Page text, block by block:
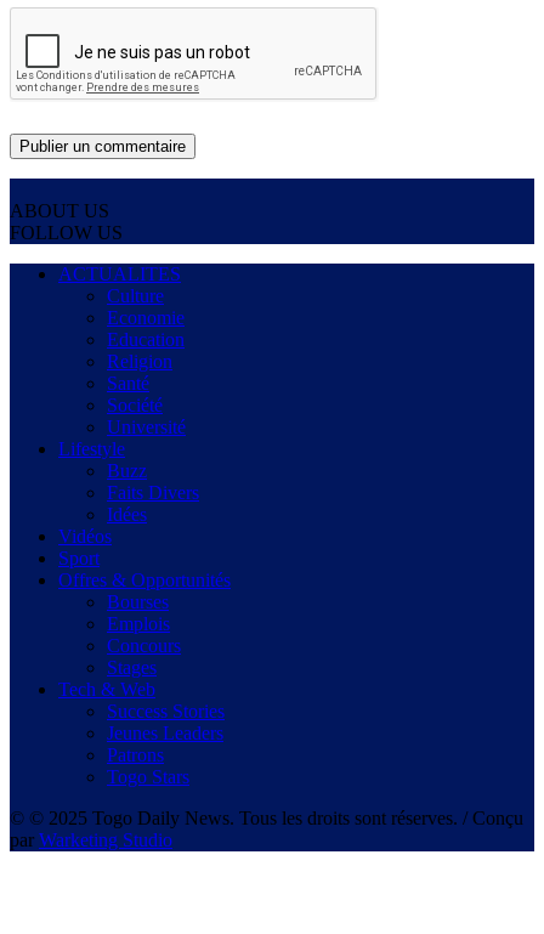
ABOUT US
FOLLOW US
ACTUALITES
Culture
Economie
Education
Religion
Santé
Société
Université
Lifestyle
Buzz
Faits Divers
Idées
Vidéos
Sport
Offres & Opportunités
Bourses
Emplois
Concours
Stages
Tech & Web
Success Stories
Jeunes Leaders
Patrons
Togo Stars
© © 2025 Togo Daily News. Tous les droits sont réserves. / Conçu
par Warketing Studio